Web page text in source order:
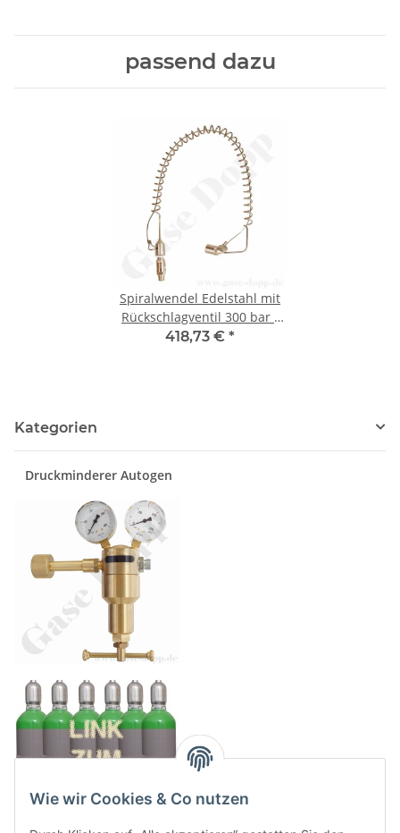
passend dazu
Spiralwendel Edelstahl mit
Rückschlagventil 300 bar -
Eingang 1/4" NPT IG 90° /
418,73 € *
Kategorien
Druckminderer Autogen
Wie wir Cookies & Co nutzen